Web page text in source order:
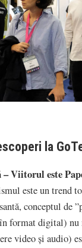
la
Viitorul este
este un trend
conceptul de
format digital)
video şi audio)